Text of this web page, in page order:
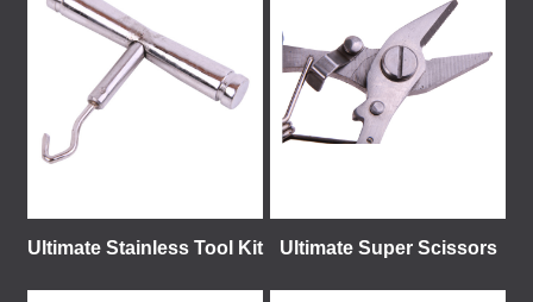
Ultimate Stainless Tool Kit Ultimate Super Scissors